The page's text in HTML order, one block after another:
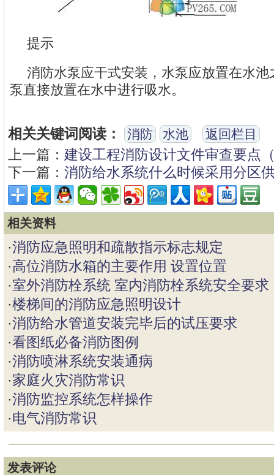
提示
消防水泵应干式安装，水泵应放置在水
泵直接放置在水中进行吸水。
相关关键词阅读： 消防 水池 返回栏目
上一篇： 建设工程消防设计文件审查要点
下一篇： 消防给水系统什么时候采用分区
相关资料
·消防应急照明和疏散指示标志规定
·高位消防水箱的主要作用 设置位置
·室外消防栓系统 室内消防栓系统安全要求
·楼梯间的消防应急照明设计
·消防给水管道安装完毕后的试压要求
·看图纸必备消防图例
·消防喷淋系统安装通病
·家庭火灾消防常识
·消防监控系统怎样操作
·电气消防常识
发表评论